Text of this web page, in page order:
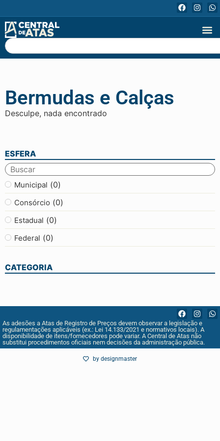
ESFERA
Municipal (0)
Consórcio (0)
Estadual (0)
Federal (0)
CATEGORIA
Bermudas e Calças
Desculpe, nada encontrado
As adesões a Atas de Registro de Preços devem observar a legislação e
regulamentações aplicáveis (ex.: Lei 14.133/2021 e normativos locais). A
disponibilidade de itens/fornecedores pode variar. A Central de Atas não
substitui procedimentos oficiais nem decisões da administração pública.
by designmaster